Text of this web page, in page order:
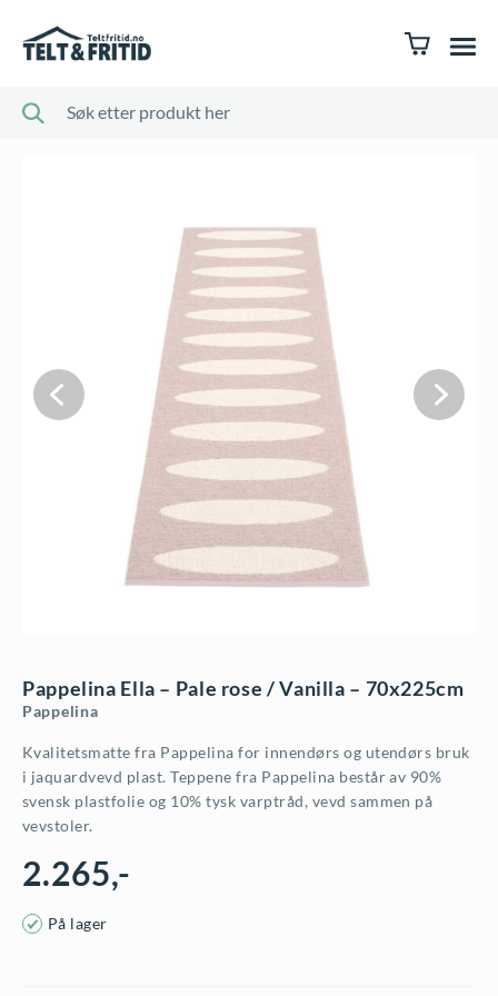
Pappelina Ella – Pale rose / Vanilla – 70x225cm
Pappelina
Kvalitetsmatte fra Pappelina for innendørs og utendørs bruk
i jaquardvevd plast. Teppene fra Pappelina består av 90%
svensk plastfolie og 10% tysk varptråd, vevd sammen på
vevstoler.
2.265,-
På lager